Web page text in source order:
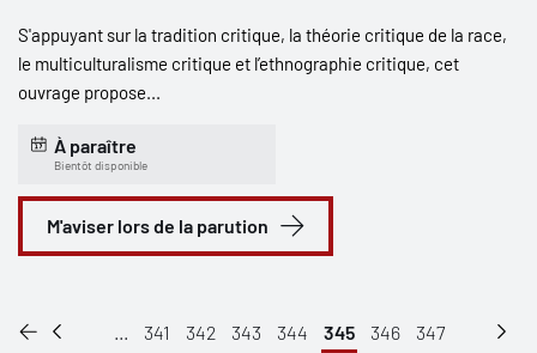
S'appuyant sur la tradition critique, la théorie critique de la race,
le multiculturalisme critique et l’ethnographie critique, cet
ouvrage propose...
À paraître
Bientôt disponible
M'aviser lors de la parution
... 341 342 343 344 345 346 347